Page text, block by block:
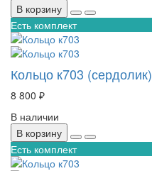
В корзину
Есть комплект
Кольцо к703 (сердолик)
8 800 ₽
В наличии
В корзину
Есть комплект